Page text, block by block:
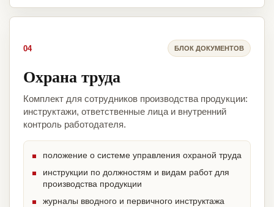
04 БЛОК ДОКУМЕНТОВ
Охрана труда
Комплект для сотрудников производства продукции:
инструктажи, ответственные лица и внутренний
контроль работодателя.
положение о системе управления охраной труда
инструкции по должностям и видам работ для
производства продукции
журналы вводного и первичного инструктажа